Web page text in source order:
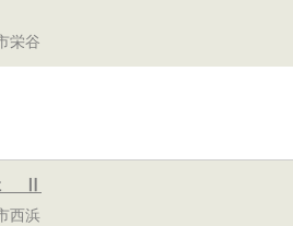
栄谷
Ⅱ
西浜